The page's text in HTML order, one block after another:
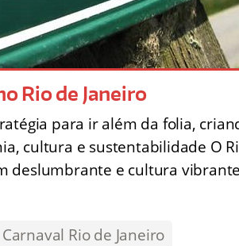
Rio de Janeiro
para ir além da folia,
cultura e sustentabilidade O
deslumbrante e cultura
Carnaval Rio de Janeiro